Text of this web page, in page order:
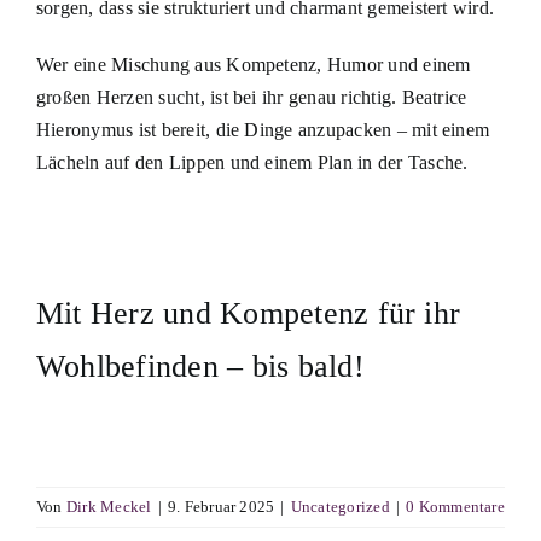
sorgen, dass sie strukturiert und charmant gemeistert wird.
Wer eine Mischung aus Kompetenz, Humor und einem
großen Herzen sucht, ist bei ihr genau richtig. Beatrice
Hieronymus ist bereit, die Dinge anzupacken – mit einem
Lächeln auf den Lippen und einem Plan in der Tasche.
Mit Herz und Kompetenz für ihr
Wohlbefinden – bis bald!
Von Dirk Meckel | 9. Februar 2025 | Uncategorized | 0 Kommentare